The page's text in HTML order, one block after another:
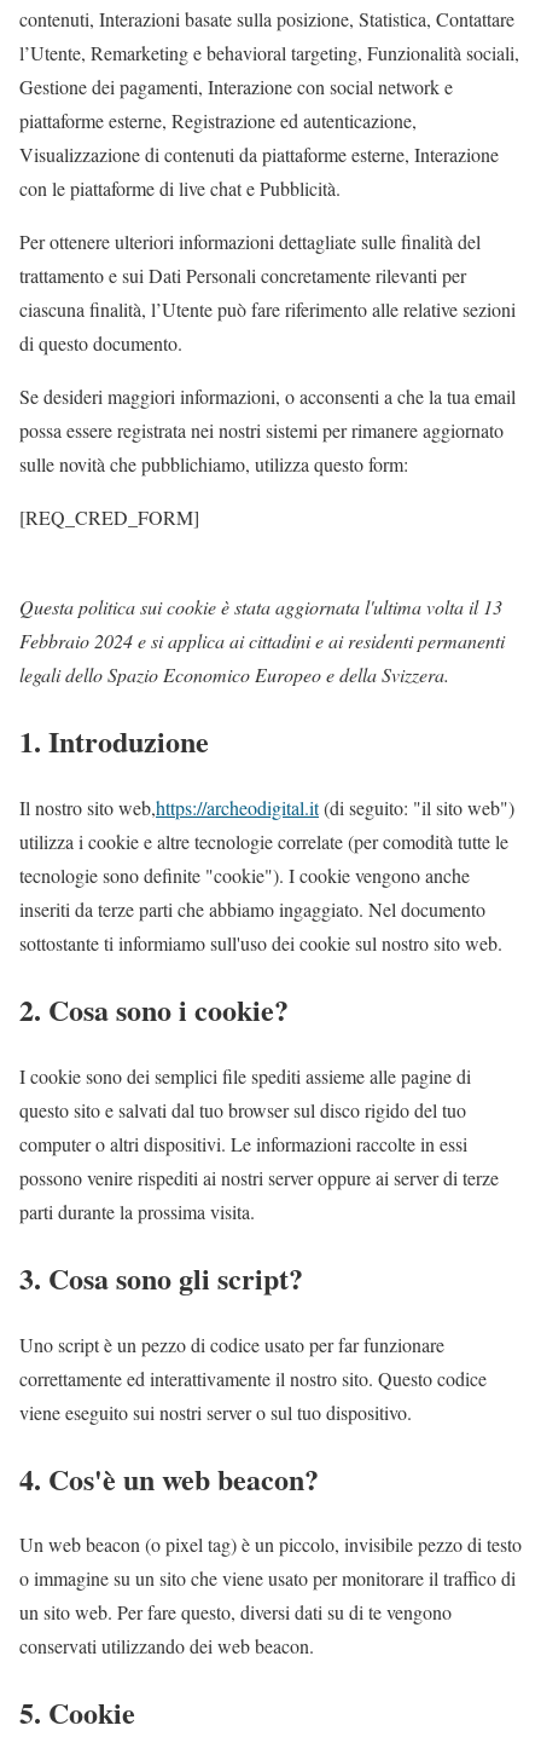
contenuti, Interazioni basate sulla posizione, Statistica, Contattare
l’Utente, Remarketing e behavioral targeting, Funzionalità sociali,
Gestione dei pagamenti, Interazione con social network e
piattaforme esterne, Registrazione ed autenticazione,
Visualizzazione di contenuti da piattaforme esterne, Interazione
con le piattaforme di live chat e Pubblicità.
Per ottenere ulteriori informazioni dettagliate sulle finalità del
trattamento e sui Dati Personali concretamente rilevanti per
ciascuna finalità, l’Utente può fare riferimento alle relative sezioni
di questo documento.
Se desideri maggiori informazioni, o acconsenti a che la tua email
possa essere registrata nei nostri sistemi per rimanere aggiornato
sulle novità che pubblichiamo, utilizza questo form:
[REQ_CRED_FORM]
Questa politica sui cookie è stata aggiornata l'ultima volta il 13
Febbraio 2024 e si applica ai cittadini e ai residenti permanenti
legali dello Spazio Economico Europeo e della Svizzera.
1. Introduzione
Il nostro sito web,https://archeodigital.it(di seguito: "il sito web")
utilizza i cookie e altre tecnologie correlate (per comodità tutte le
tecnologie sono definite "cookie"). I cookie vengono anche
inseriti da terze parti che abbiamo ingaggiato. Nel documento
sottostante ti informiamo sull'uso dei cookie sul nostro sito web.
2. Cosa sono i cookie?
I cookie sono dei semplici file spediti assieme alle pagine di
questo sito e salvati dal tuo browser sul disco rigido del tuo
computer o altri dispositivi. Le informazioni raccolte in essi
possono venire rispediti ai nostri server oppure ai server di terze
parti durante la prossima visita.
3. Cosa sono gli script?
Uno script è un pezzo di codice usato per far funzionare
correttamente ed interattivamente il nostro sito. Questo codice
viene eseguito sui nostri server o sul tuo dispositivo.
4. Cos'è un web beacon?
Un web beacon (o pixel tag) è un piccolo, invisibile pezzo di testo
o immagine su un sito che viene usato per monitorare il traffico di
un sito web. Per fare questo, diversi dati su di te vengono
conservati utilizzando dei web beacon.
5. Cookie